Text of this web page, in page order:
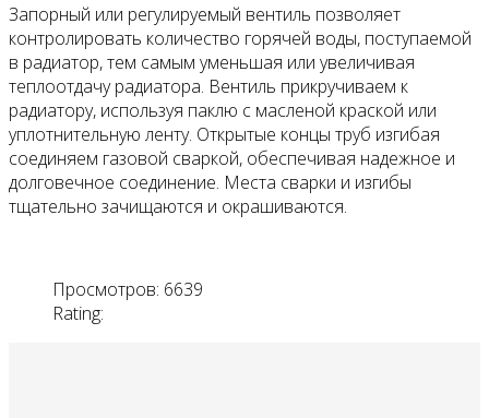
Запорный или регулируемый вентиль позволяет
контролировать количество горячей воды, поступаемой
в радиатор, тем самым уменьшая или увеличивая
теплоотдачу радиатора. Вентиль прикручиваем к
радиатору, используя паклю с масленой краской или
уплотнительную ленту. Открытые концы труб изгибая
соединяем газовой сваркой, обеспечивая надежное и
долговечное соединение. Места сварки и изгибы
тщательно зачищаются и окрашиваются.
Просмотров: 6639
Rating: